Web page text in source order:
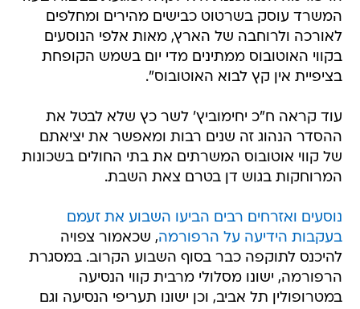
המשרד עוסק בשרטוט כבישים מהירים ומחלפים
לאורכה ולרוחבה של הארץ, מאות אלפי הנוסעים
בקווי האוטובוס ממתינים מדי יום בשמש הקופחת
בציפיית אין קץ לבוא האוטובוס".
עוד קראה ח"כ יחימוביץ' לשר כץ שלא לבטל את
ההסדר הנהוג זה שנים רבות ומאפשר את יציאתם
של קווי אוטובוס המשרתים את בתי החולים בשכונות
המרוחקות בגוש דן בטרם צאת השבת.
נוסעים ואזרחים רבים הביעו השבוע את זעמם
בעקבות הידיעה על הרפורמה, שכאמור צפויה
להיכנס לתוקפה כבר בסוף השבוע הקרוב. במסגרת
הרפורמה, ישונו מסלולי מרבית קווי הנסיעה
במטרופולין תל אביב, וכן ישונו תעריפי הנסיעה וגם